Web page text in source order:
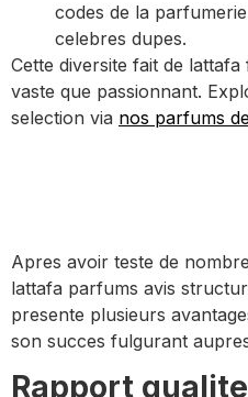
codes de la
celebres dupes.
Cette diversite fait de
vaste que passionnant.
selection via nos parfums
Apres avoir teste de
lattafa parfums avis
presente plusieurs
son succes fulgurant
Rapport